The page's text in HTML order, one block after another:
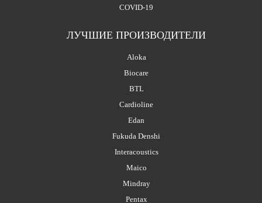
COVID-19
ЛУЧШИЕ ПРОИЗВОДИТЕЛИ
Aloka
Biocare
BTL
Cardioline
Edan
Fukuda Denshi
Interacoustics
Maico
Mindray
Pentax